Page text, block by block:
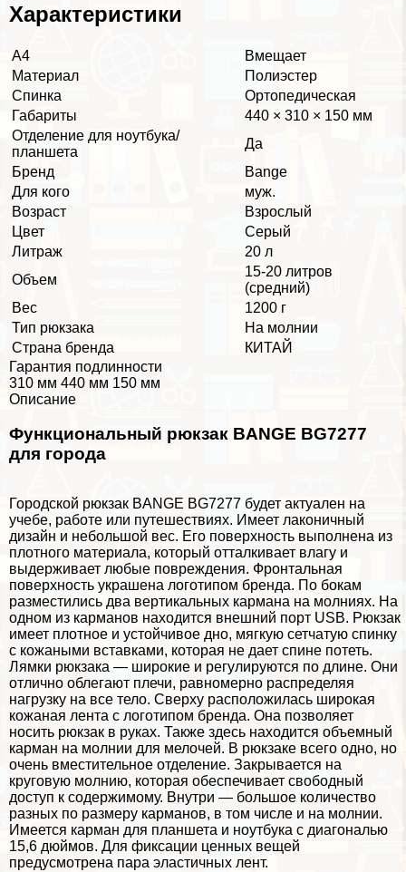
Хаpaктеристики
А4
Вмещает
Материал
Полиэстер
Спинка
Ортопедическая
Габариты
440 × 310 × 150 мм
Отделение для ноутбука/
планшета
Да
Бренд
Bange
Для кого
муж.
Возраст
Взрослый
Цвет
Серый
Литраж
20 л
Объем
15-20 литров
(средний)
Вес
1200 г
Тип рюкзака
На молнии
Страна бренда
КИТАЙ
Гарантия подлинности
310 мм 440 мм 150 мм
Описание
Функциональный рюкзак BANGE BG7277
для города
Городской рюкзак BANGE BG7277 будет актуален на
учебе, работе или путешествиях. Имеет лаконичный
дизайн и небольшой вес. Его поверхность выполнена из
плотного материала, который отталкивает влагу и
выдерживает любые повреждения. Фронтальная
поверхность украшена логотипом бренда. По бокам
разместились два вертикальных кармана на молниях. На
одном из карманов находится внешний порт USB. Рюкзак
имеет плотное и устойчивое дно, мягкую сетчатую спинку
с кожаными вставками, которая не дает спине потеть.
Лямки рюкзака — широкие и регулируются по длине. Они
отлично облегают плечи, равномерно распределяя
нагрузку на все тело. Сверху расположилась широкая
кожаная лента с логотипом бренда. Она позволяет
носить рюкзак в руках. Также здесь находится объемный
карман на молнии для мелочей. В рюкзаке всего одно, но
очень вместительное отделение. Закрывается на
круговую молнию, которая обеспечивает свободный
доступ к содержимому. Внутри — большое количество
разных по размеру карманов, в том числе и на молнии.
Имеется карман для планшета и ноутбука с диагональю
15,6 дюймов. Для фиксации ценных вещей
предусмотрена пара эластичных лент.